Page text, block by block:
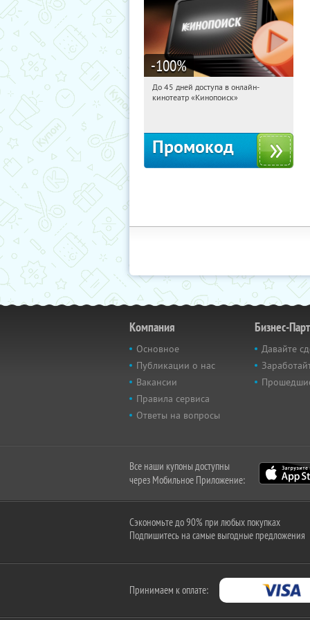
-100%
01:36:59 Получили:
До 45 дней доступа в онлайн-
кинотеатр «Кинопоиск»
Промокод
Компания
Основное
Публикации о нас
Вакансии
Правила сервиса
Ответы на вопросы
Бизнес-
Давайте
Все наши купоны доступны
через Мобильное Приложение:
Сэкономьте до 90% при любых покупках
Подпишитесь на самые выгодные предложения
Принимаем к оплате: